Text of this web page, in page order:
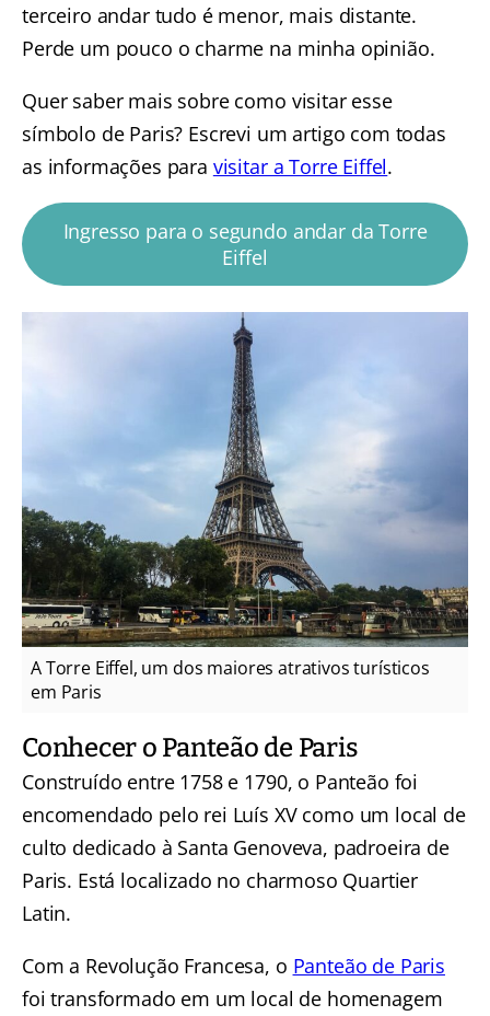
terceiro andar tudo é menor, mais distante.
Perde um pouco o charme na minha opinião.
Quer saber mais sobre como visitar esse
símbolo de Paris? Escrevi um artigo com todas
as informações para visitar a Torre Eiffel.
Ingresso para o segundo andar da Torre
Eiffel
A Torre Eiffel, um dos maiores atrativos turísticos
em Paris
Conhecer o Panteão de Paris
Construído entre 1758 e 1790, o Panteão foi
encomendado pelo rei Luís XV como um local de
culto dedicado à Santa Genoveva, padroeira de
Paris. Está localizado no charmoso Quartier
Latin.
Com a Revolução Francesa, o Panteão de Paris
foi transformado em um local de homenagem